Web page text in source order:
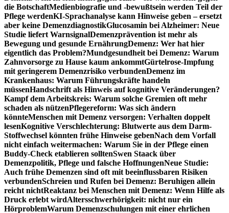
die BotschaftMedienbiografie und -bewußtsein werden Teil der
Pflege werdenKI-Sprachanalyse kann Hinweise geben – ersetzt
aber keine DemenzdiagnostikGlucosamin bei Alzheimer: Neue
Studie liefert WarnsignalDemenzprävention ist mehr als
Bewegung und gesunde ErnährungDemenz: Wer hat hier
eigentlich das Problem?Mundgesundheit bei Demenz: Warum
Zahnvorsorge zu Hause kaum ankommtGürtelrose-Impfung
mit geringerem Demenzrisiko verbundenDemenz im
Krankenhaus: Warum Führungskräfte handeln
müssenHandschrift als Hinweis auf kognitive Veränderungen?
Kampf dem Arbeitskreis: Warum solche Gremien oft mehr
schaden als nützenPflegereform: Was sich ändern
könnteMenschen mit Demenz versorgen: Verhalten doppelt
lesenKognitive Verschlechterung: Blutwerte aus dem Darm-
Stoffwechsel könnten frühe Hinweise gebenNach dem Vorfall
nicht einfach weitermachen: Warum Sie in der Pflege einen
Buddy-Check etablieren solltenSwen Staack über
Demenzpolitik, Pflege und falsche HoffnungenNeue Studie:
Auch frühe Demenzen sind oft mit beeinflussbaren Risiken
verbundenSchreien und Rufen bei Demenz: Beruhigen allein
reicht nichtReaktanz bei Menschen mit Demenz: Wenn Hilfe als
Druck erlebt wirdAltersschwerhörigkeit: nicht nur ein
HörproblemWarum Demenzschulungen mit einer ehrlichen